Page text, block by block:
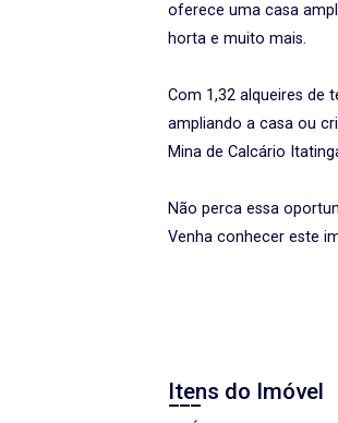
oferece uma casa
horta e muito mais.
Com 1,32 alqueires de
ampliando a casa ou
Mina de Calcário
Não perca essa
Venha conhecer este
Itens do Imóvel